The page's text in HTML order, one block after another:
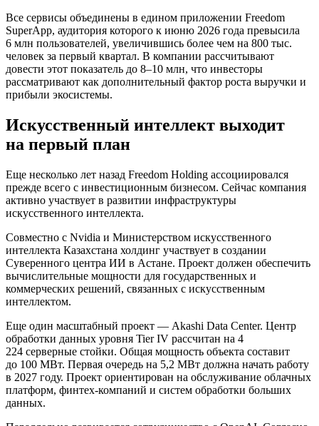
Все сервисы объединены в едином приложении Freedom
SuperApp, аудитория которого к июню 2026 года превысила
6 млн пользователей, увеличившись более чем на 800 тыс.
человек за первый квартал. В компании рассчитывают
довести этот показатель до 8–10 млн, что инвесторы
рассматривают как дополнительный фактор роста выручки и
прибыли экосистемы.
Искусственный интеллект выходит
на первый план
Еще несколько лет назад Freedom Holding ассоциировался
прежде всего с инвестиционным бизнесом. Сейчас компания
активно участвует в развитии инфраструктуры
искусственного интеллекта.
Совместно с Nvidia и Министерством искусственного
интеллекта Казахстана холдинг участвует в создании
Суверенного центра ИИ в Астане. Проект должен обеспечить
вычислительные мощности для государственных и
коммерческих решений, связанных с искусственным
интеллектом.
Еще один масштабный проект — Akashi Data Center. Центр
обработки данных уровня Tier IV рассчитан на 4
224 серверные стойки. Общая мощность объекта составит
до 100 МВт. Первая очередь на 5,2 МВт должна начать работу
в 2027 году. Проект ориентирован на обслуживание облачных
платформ, финтех-компаний и систем обработки больших
данных.